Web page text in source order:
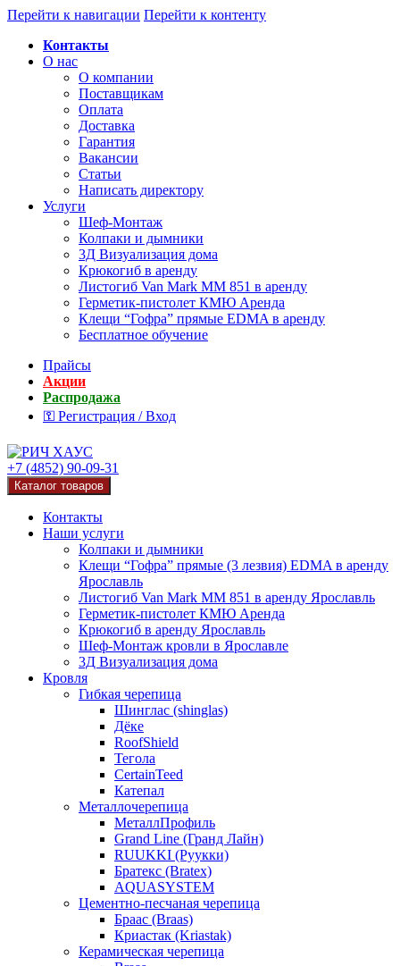
Перейти к навигации Перейти к контенту
Контакты
О нас
О компании
Поставщикам
Оплата
Доставка
Гарантия
Вакансии
Статьи
Написать директору
Услуги
Шеф-Монтаж
Колпаки и дымники
3Д Визуализация дома
Крюкогиб в аренду
Листогиб Van Mark MM 851 в аренду
Герметик-пистолет КМЮ Аренда
Клещи “Гофра” прямые EDMA в аренду
Бесплатное обучение
Прайсы
Акции
Распродажа
⚿ Регистрация / Вход
+7 (4852) 90-09-31
Каталог товаров
Контакты
Наши услуги
Колпаки и дымники
Клещи “Гофра” прямые (3 лезвия) EDMA в аренду
Ярославль
Листогиб Van Mark MM 851 в аренду Ярославль
Герметик-пистолет КМЮ Аренда
Крюкогиб в аренду Ярославль
Шеф-Монтаж кровли в Ярославле
3Д Визуализация дома
Кровля
Гибкая черепица
Шинглас (shinglas)
Дёке
RoofShield
Тегола
CertainTeed
Катепал
Металлочерепица
МеталлПрофиль
Grand Line (Гранд Лайн)
RUUKKI (Руукки)
Братекс (Bratex)
AQUASYSTEM
Цементно-песчаная черепица
Браас (Braas)
Криастак (Kriastak)
Керамическая черепица